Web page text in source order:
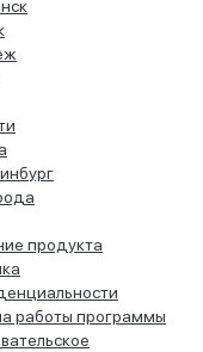
продукта
работы программы